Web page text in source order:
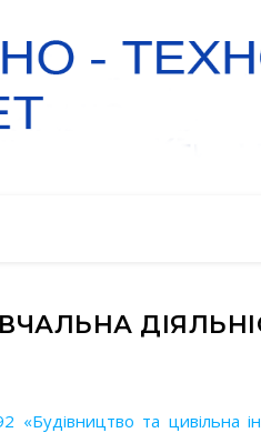
«Будівництво та цивільна